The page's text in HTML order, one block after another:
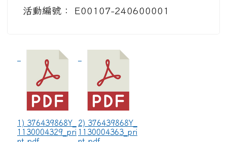
活動編號： E00107-240600001
1) 376439868Y_
1130004329_pri
2) 376439868Y_
1130004363_pri